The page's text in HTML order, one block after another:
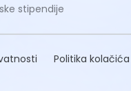
stipendije
Politika kolačića